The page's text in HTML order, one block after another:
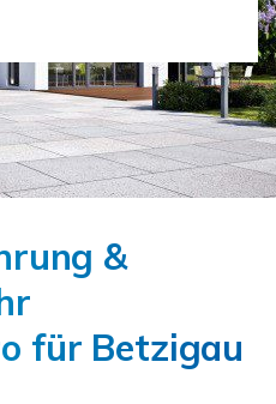
&
für Betzigau